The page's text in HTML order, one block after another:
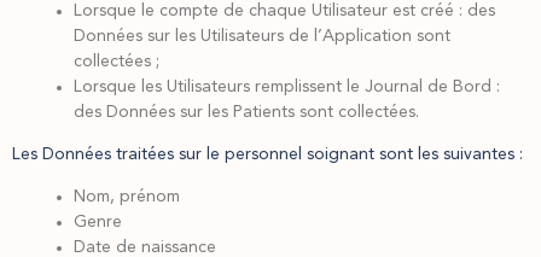
Lorsque le compte de chaque Utilisateur est créé : des
Données sur les Utilisateurs de l’Application sont
collectées ;
Lorsque les Utilisateurs remplissent le Journal de Bord :
des Données sur les Patients sont collectées.
Les Données traitées sur le personnel soignant sont les suivantes :
Nom, prénom
Genre
Date de naissance